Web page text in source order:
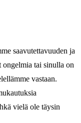
saavutettavuuden ja
ongelmia tai sinulla on
vastaan.
vielä ole täysin